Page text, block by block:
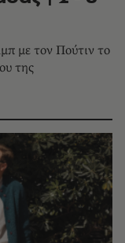
με τον Πούτιν το
της